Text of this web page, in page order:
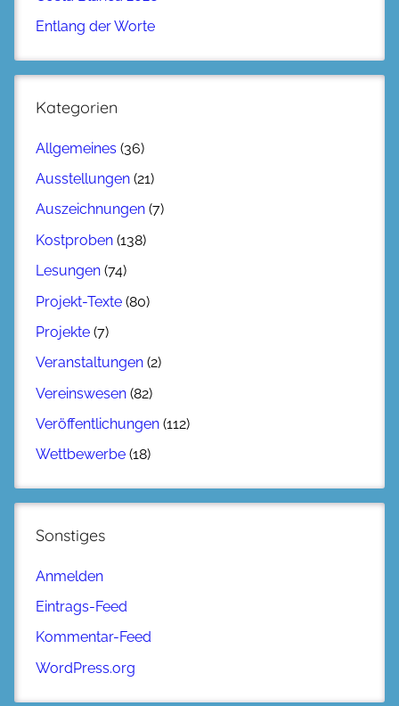
Entlang der Worte
Kategorien
Allgemeines (36)
Ausstellungen (21)
Auszeichnungen (7)
Kostproben (138)
Lesungen (74)
Projekt-Texte (80)
Projekte (7)
Veranstaltungen (2)
Vereinswesen (82)
Veröffentlichungen (112)
Wettbewerbe (18)
Sonstiges
Anmelden
Eintrags-Feed
Kommentar-Feed
WordPress.org